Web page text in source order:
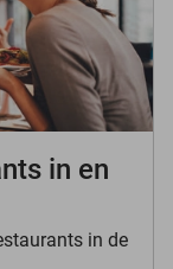
in en
in de